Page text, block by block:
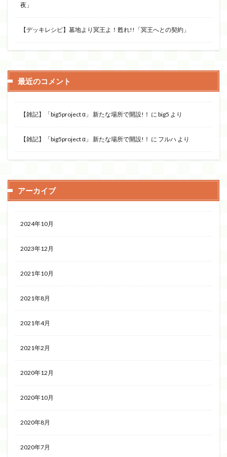
夜」
【デッキレシピ】墓地より冥王よ！甦れ!!「冥王へとの契約」
最近のコメント
【雑記】「big5project α」 新たな場所で開設!！ に big5 より
【雑記】「big5project α」 新たな場所で開設!！ に フルハ より
アーカイブ
2024年10月
2023年12月
2021年10月
2021年8月
2021年4月
2021年2月
2020年12月
2020年10月
2020年8月
2020年7月